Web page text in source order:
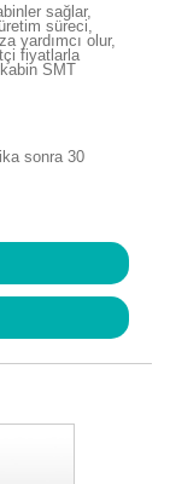
sağlar,
süreci,
yardımcı olur,
fiyatlarla
SMT
sonra 30